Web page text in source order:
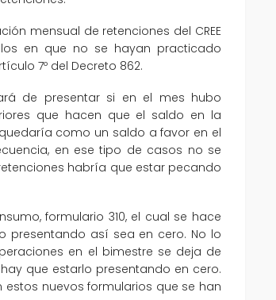
mensual de retenciones del CREE
en que no se hayan practicado
7º del Decreto 862.
de presentar si en el mes hubo
que hacen que el saldo en la
como un saldo a favor en el
en ese tipo de casos no se
habría que estar pecando
formulario 310, el cual se hace
presentando así sea en cero. No lo
en el bimestre se deja de
que estarlo presentando en cero.
nuevos formularios que se han